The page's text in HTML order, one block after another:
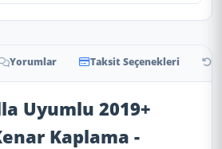
Yorumlar Taksit Seçenekleri
Uyumlu 2019+
Kaplama -